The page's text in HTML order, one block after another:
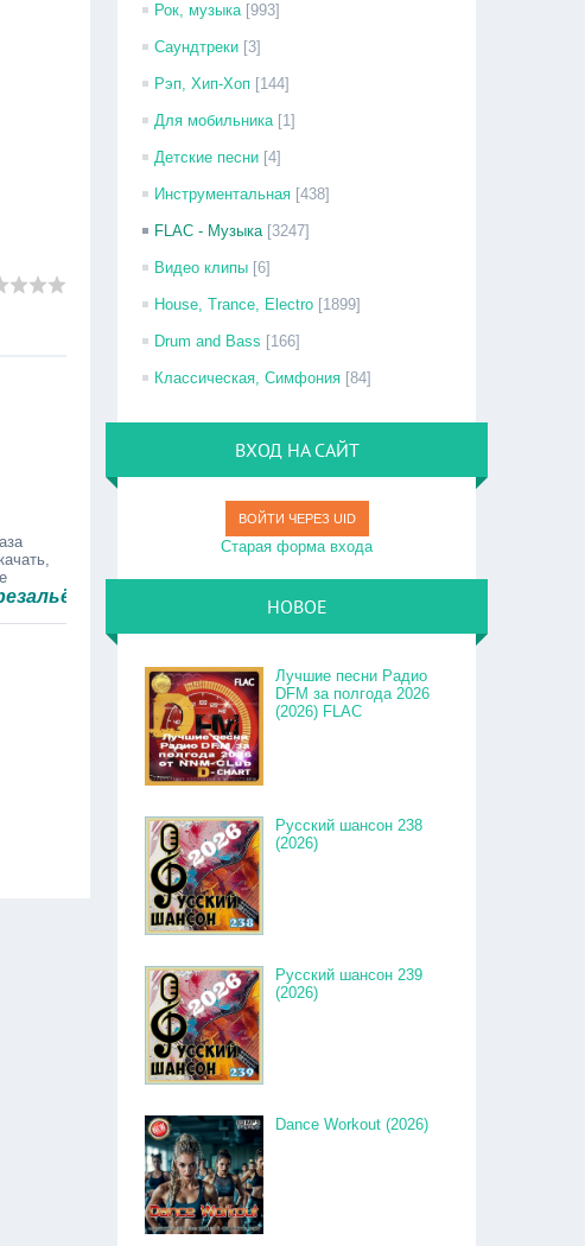
быстро.
Рок, музыка [993]
Саундтреки [3]
Рэп, Хип-Хоп [144]
Для мобильника [1]
Детские песни [4]
Инструментальная [438]
FLAC - Музыка [3247]
Видео клипы [6]
House, Trance, Electro [1899]
Drum and Bass [166]
Классическая, Симфония [84]
ВХОД НА САЙТ
ВОЙТИ ЧЕРЕЗ UID
Старая форма входа
НОВОЕ
Лучшие песни Радио
DFM за полгода 2026
(2026) FLAC
Русский шансон 238
(2026)
Русский шансон 239
(2026)
Dance Workout (2026)